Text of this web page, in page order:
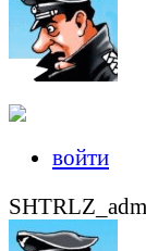
войти